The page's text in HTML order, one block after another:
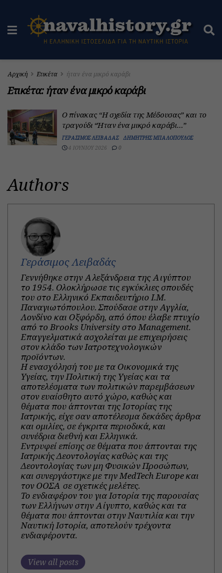
Αρχική Ετικέτα ήταν ένα μικρό καράβι
Ετικέτα:ήταν ένα μικρό καράβι
Ο πίνακας “Η σχεδία της Μέδουσας” και το
τραγούδι “Ήταν ένα μικρό καράβι…”
ΓΕΡΆΣΙΜΟΣ ΛΕΙΒΑΔΆΣ
ΔΗΜΉΤΡΗΣ ΜΠΑΛΌΠΟΥΛΟΣ
4 ΙΟΥΝΊΟΥ 2026
0
Authors
Γεράσιμος Λειβαδάς
Γεννήθηκε στην Αλεξάνδρεια της Αιγύπτου
το 1954. Ολοκλήρωσε τις εγκύκλιες σπουδές
του στο Ελληνικό Εκπαιδευτήριο Ι.Μ.
Παναγιωτόπουλου. Σπούδασε στην Αγγλία,
Λονδίνο και Οξφόρδη, από όπου έλαβε πτυχίο
από το Brooks University στο Management.
Επαγγελματικά ασχολείται με επιχειρήσεις
στον κλάδο των Ιατροτεχνολογικών
προϊόντων.
Η ενασχόλησή του με τα Οικονομικά της
Υγείας, την Πολιτική της Υγείας και τα
αποτελέσματα των πολιτικών παρεμβάσεων
στον ευαίσθητο αυτό χώρο, καθώς και
θέματα που άπτονται της Ιστορίας της
Ιατρικής, είχε σαν αποτέλεσμα δεκάδες άρθρα
και ομιλίες, σε έγκριτα περιοδικά, και
συνέδρια διεθνή και Ελληνικά.
Εντρυφεί επίσης σε θέματα που άπτονται της
Ιατρικής Δεοντολογίας καθώς και της
Δεοντολογίας των μη Φυσικών Προσώπων,
και συνεργάστηκε με την MedTech Europe και
τον ΟΟΣΑ σε σχετικές μελέτες.
Το ενδιαφέρον του για Ιστορία της παρουσίας
των Ελλήνων στην Αίγυπτο, καθώς και τα
θέματα που άπτονται στην Ναυτιλία και την
Ναυτική Ιστορία, αποτελούν τρέχοντα
ενδιαφέροντα.
View all posts